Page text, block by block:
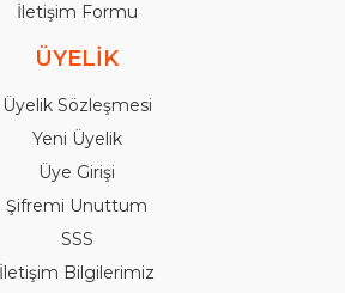
İletişim Formu
ÜYELİK
Üyelik Sözleşmesi
Yeni Üyelik
Üye Girişi
Şifremi Unuttum
SSS
İletişim Bilgilerimiz